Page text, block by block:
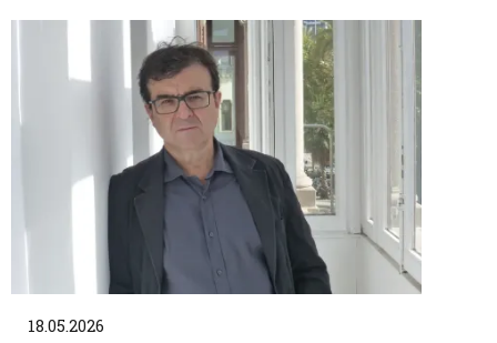
18.05.2026